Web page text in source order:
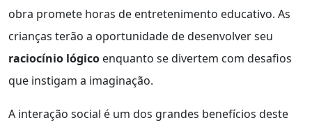
obra promete horas de entretenimento educativo. As
crianças terão a oportunidade de desenvolver seu
raciocínio lógico enquanto se divertem com desafios
que instigam a imaginação.
A interação social é um dos grandes benefícios deste